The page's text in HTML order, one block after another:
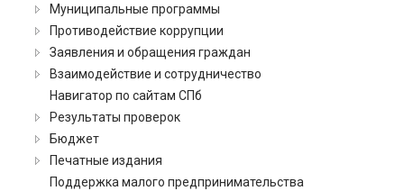
Муниципальные программы
Противодействие коррупции
Заявления и обращения граждан
Взаимодействие и сотрудничество
Навигатор по сайтам СПб
Результаты проверок
Бюджет
Печатные издания
Поддержка малого предпринимательства